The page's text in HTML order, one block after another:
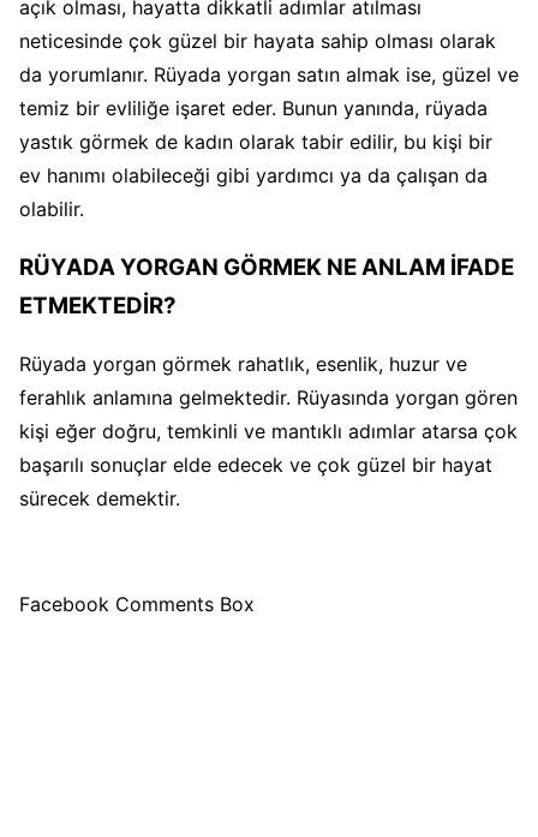
açık olması, hayatta dikkatli adımlar atılması
neticesinde çok güzel bir hayata sahip olması olarak
da yorumlanır. Rüyada yorgan satın almak ise, güzel ve
temiz bir evliliğe işaret eder. Bunun yanında, rüyada
yastık görmek de kadın olarak tabir edilir, bu kişi bir
ev hanımı olabileceği gibi yardımcı ya da çalışan da
olabilir.
RÜYADA YORGAN GÖRMEK NE ANLAM İFADE
ETMEKTEDİR?
Rüyada yorgan görmek rahatlık, esenlik, huzur ve
ferahlık anlamına gelmektedir. Rüyasında yorgan gören
kişi eğer doğru, temkinli ve mantıklı adımlar atarsa çok
başarılı sonuçlar elde edecek ve çok güzel bir hayat
sürecek demektir.
Facebook Comments Box